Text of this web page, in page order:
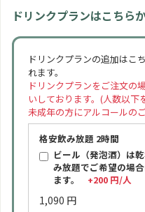
ドリンクプランはこちら
ドリンクプランの追加はこ
れます。
ドリンクプランをご注文の
いしております。(人数以
未成年の方にアルコールの
格安飲み放題 2時間
ビール（発泡酒）は
み放題でご希望の場
ます。
+200 円/人
1,090 円